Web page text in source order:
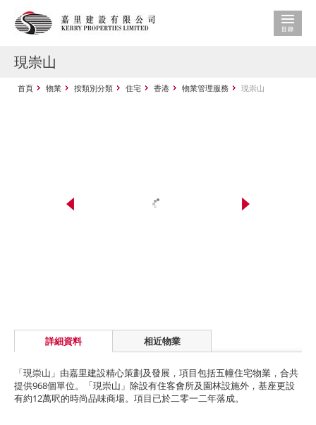
現崇山
首頁 物業 按類別分類 住宅 香港 物業管理服務 現崇山
詳細資料 相近物業
「現崇山」由嘉里建設精心策劃及發展，項目包括五幢住宅物業，合共
提供968個單位。「現崇山」除設有住客會所及園林設施外，基座更設
有約12萬呎的時尚品味商場。項目已於二零一二年落成。